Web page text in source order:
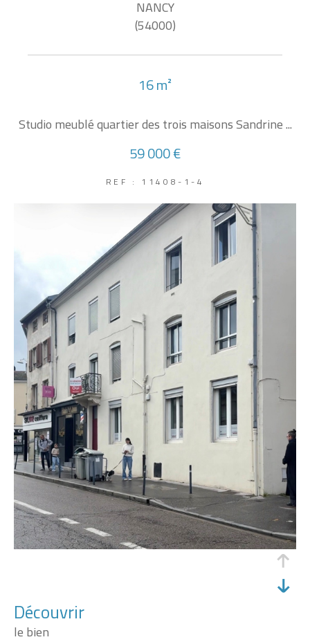
NANCY
(54000)
16 m²
Studio meublé quartier des trois maisons Sandrine ...
59 000 €
REF : 11408-1-4
découvrir
le bien